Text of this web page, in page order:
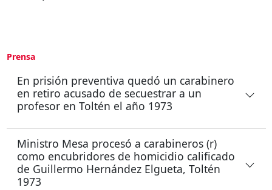
Prensa
En prisión preventiva quedó un carabinero
en retiro acusado de secuestrar a un
profesor en Toltén el año 1973
Ministro Mesa procesó a carabineros (r)
como encubridores de homicidio calificado
de Guillermo Hernández Elgueta, Toltén
1973